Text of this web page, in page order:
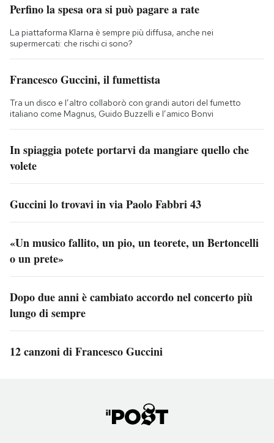
Perfino la spesa ora si può pagare a rate
La piattaforma Klarna è sempre più diffusa, anche nei
supermercati: che rischi ci sono?
Francesco Guccini, il fumettista
Tra un disco e l’altro collaborò con grandi autori del fumetto
italiano come Magnus, Guido Buzzelli e l’amico Bonvi
In spiaggia potete portarvi da mangiare quello che
volete
Guccini lo trovavi in via Paolo Fabbri 43
«Un musico fallito, un pio, un teorete, un Bertoncelli
o un prete»
Dopo due anni è cambiato accordo nel concerto più
lungo di sempre
12 canzoni di Francesco Guccini